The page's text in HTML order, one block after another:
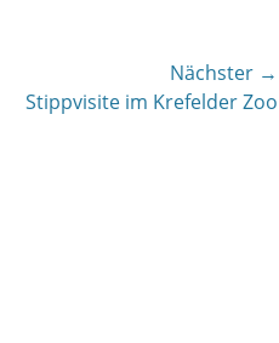
Nächster →
Stippvisite im Krefelder Zoo